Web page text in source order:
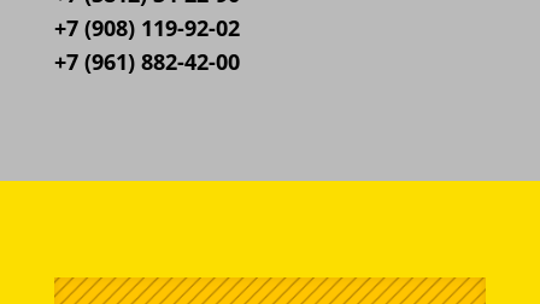
+7 (908) 119-92-02
+7 (961) 882-42-00